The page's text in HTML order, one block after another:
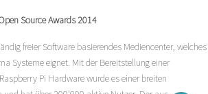
Source Awards 2014
freier Software basierendes Mediencenter, welches
Systeme eignet. Mit der Bereitstellung einer
Pi Hardware wurde es einer breiten